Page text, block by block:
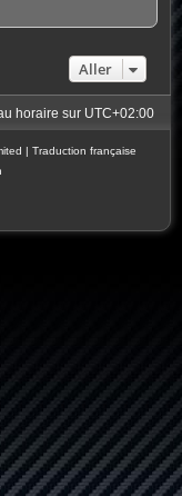
Aller
horaire sur UTC+02:00
| Traduction française